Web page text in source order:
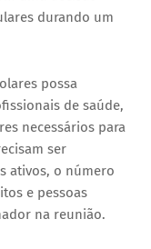
durando um
possa
de saúde,
necessários para
ser
ativos, o número
e pessoas
na reunião.